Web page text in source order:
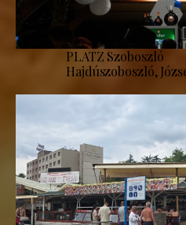
PLATZ Szoboszló
Hajdúszoboszló,